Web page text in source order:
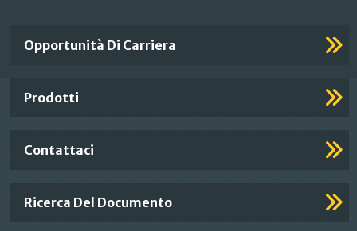
Important
Footer
Opportunità Di Carriera
Prodotti
Contattaci
Ricerca Del Documento